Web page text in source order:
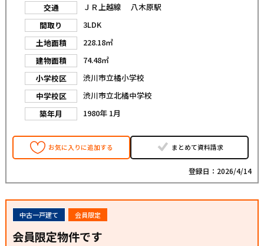
交通
ＪＲ上越線 八木原駅
間取り
3LDK
土地面積
228.18㎡
建物面積
74.48㎡
小学校区
渋川市立橘小学校
中学校区
渋川市立北橘中学校
築年月
1980年 1月
お気に入りに追加する まとめて資料請求
登録日：2026/4/14
中古一戸建て 会員限定
会員限定物件です